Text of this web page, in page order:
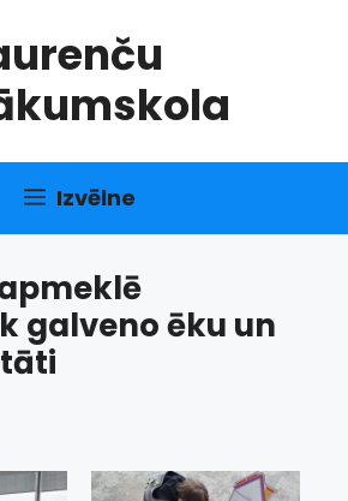
Izvēlne
galveno ēku un